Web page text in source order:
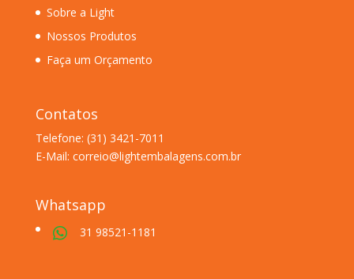
Sobre a Light
Nossos Produtos
Faça um Orçamento
Contatos
Telefone: (31) 3421-7011
E-Mail: correio@lightembalagens.com.br
Whatsapp
31 98521-1181